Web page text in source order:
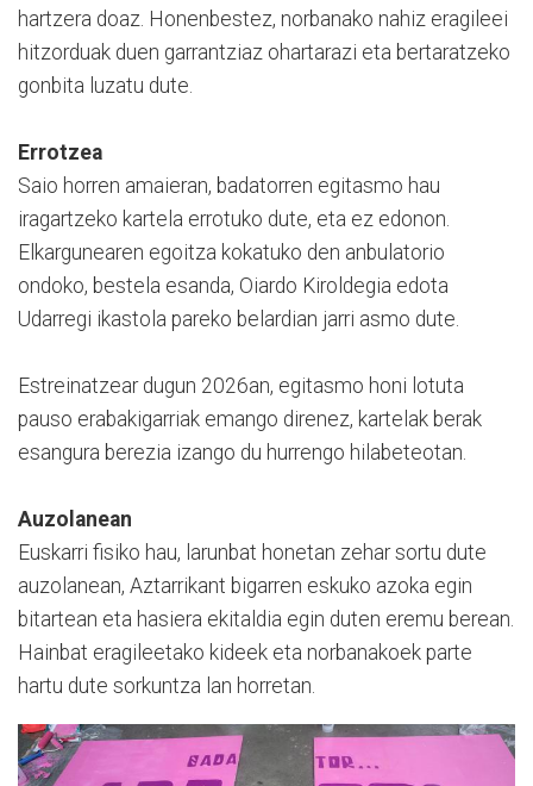
hartzera doaz. Honenbestez, norbanako nahiz eragileei
hitzorduak duen garrantziaz ohartarazi eta bertaratzeko
gonbita luzatu dute.
Errotzea
Saio horren amaieran, badatorren egitasmo hau
iragartzeko kartela errotuko dute, eta ez edonon.
Elkargunearen egoitza kokatuko den anbulatorio
ondoko, bestela esanda, Oiardo Kiroldegia edota
Udarregi ikastola pareko belardian jarri asmo dute.
Estreinatzear dugun 2026an, egitasmo honi lotuta
pauso erabakigarriak emango direnez, kartelak berak
esangura berezia izango du hurrengo hilabeteotan.
Auzolanean
Euskarri fisiko hau, larunbat honetan zehar sortu dute
auzolanean, Aztarrikant bigarren eskuko azoka egin
bitartean eta hasiera ekitaldia egin duten eremu berean.
Hainbat eragileetako kideek eta norbanakoek parte
hartu dute sorkuntza lan horretan.